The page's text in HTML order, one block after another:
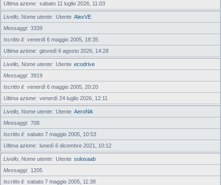
Ultima azione
sabato 11 luglio 2026, 11:03
Livello, Nome utente Utente AlexVE
Messaggi
3339
Iscritto il
venerdì 6 maggio 2005, 18:35
Ultima azione
giovedì 6 agosto 2026, 14:28
Livello, Nome utente Utente ecodrive
Messaggi
3919
Iscritto il
venerdì 6 maggio 2005, 20:20
Ultima azione
venerdì 24 luglio 2026, 12:11
Livello, Nome utente Utente AeroNik
Messaggi
708
Iscritto il
sabato 7 maggio 2005, 10:53
Ultima azione
lunedì 6 dicembre 2021, 10:12
Livello, Nome utente Utente solosaab
Messaggi
1205
Iscritto il
sabato 7 maggio 2005, 11:38